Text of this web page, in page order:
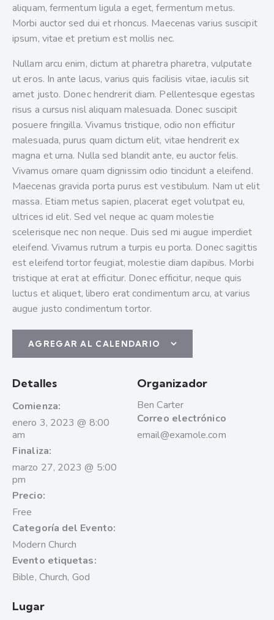
aliquam, fermentum ligula a eget, fermentum metus.
Morbi auctor sed dui et rhoncus. Maecenas varius suscipit
ipsum, vitae et pretium est mollis nec.
Nullam arcu enim, dictum at pharetra pharetra, vulputate
ut eros. In ante lacus, varius quis facilisis vitae, iaculis sit
amet justo. Donec hendrerit diam. Pellentesque egestas
risus a cursus nisl aliquam malesuada. Donec suscipit
posuere fringilla. Vivamus tristique, odio non efficitur
malesuada, purus quam dictum elit, vitae hendrerit ex
magna et urna. Nulla sed blandit ante, eu auctor felis.
Vivamus ornare quam dignissim odio tincidunt a eleifend.
Maecenas gravida porta purus est vestibulum. Nam ut elit
massa. Etiam metus sapien, placerat eget volutpat eu,
ultrices id elit. Sed vel neque ac quam molestie
scelerisque nec non neque. Duis sed mi augue imperdiet
eleifend. Vivamus rutrum a turpis eu porta. Donec sagittis
est eleifend tortor feugiat, molestie diam dapibus. Morbi
tristique at erat at efficitur. Donec efficitur, neque quis
luctus et aliquet, libero erat condimentum arcu, at varius
augue justo condimentum tortor.
AGREGAR AL CALENDARIO
Detalles
Comienza:
enero 3, 2023 @ 8:00
am
Finaliza:
marzo 27, 2023 @ 5:00
pm
Precio:
Free
Categoría del Evento:
Modern Church
Evento etiquetas:
Bible, Church, God
Organizador
Ben Carter
Correo electrónico
email@examole.com
Lugar